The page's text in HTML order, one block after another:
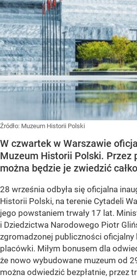
Źródło: Muzeum Historii Polski
W czwartek w Warszawie
Muzeum Historii Polski. Przez
można będzie je zwiedzić
28 września odbyła się oficjalna
Historii Polski, na terenie Cytadeli
jego powstaniem trwały 17 lat.
i Dziedzictwa Narodowego Piotr
zgromadzonej publiczności oficjalny
placówki. Miłym bonusem dla
że nowo wybudowane muzeum od
można odwiedzić bezpłatnie, przez